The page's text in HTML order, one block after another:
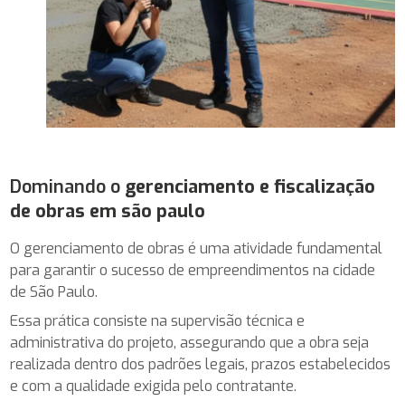
Dominando o gerenciamento e fiscalização
de obras em são paulo
O gerenciamento de obras é uma atividade fundamental
para garantir o sucesso de empreendimentos na cidade
de São Paulo.
Essa prática consiste na supervisão técnica e
administrativa do projeto, assegurando que a obra seja
realizada dentro dos padrões legais, prazos estabelecidos
e com a qualidade exigida pelo contratante.